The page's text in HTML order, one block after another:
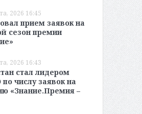
2026 16:45
прием заявок на
сезон премии
2026 16:43
стал лидером
числу заявок на
«Знание.Премия –